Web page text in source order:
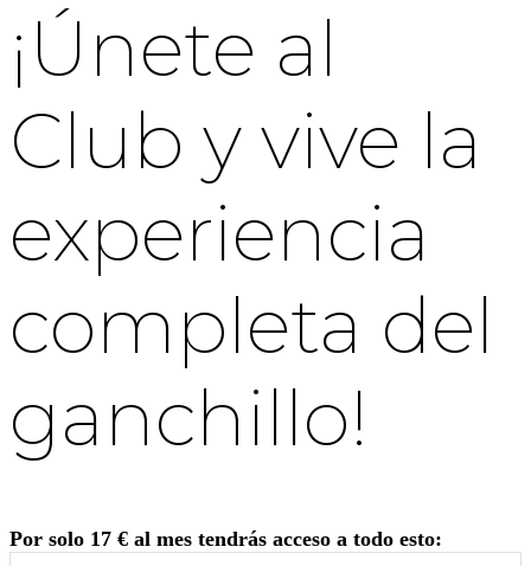
¡Únete al
Club y vive la
experiencia
completa del
ganchillo!
Por solo 17 € al mes tendrás acceso a todo esto: